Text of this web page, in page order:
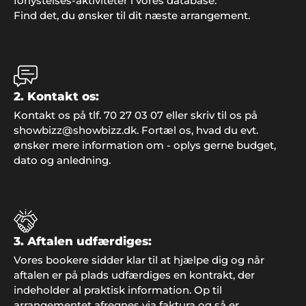
vores årlige fest. Stor tak for god service".
Henriette Højmann, Nykøbing M.
"Bare rart med god inspiration, dygtig hjælp i
telefonen og et overstået og meget vellykket
Poul & Karin, Nivå
"Vi har kun ros til underholdningen til vores fest.
Det blev et meget vellykket arrangement som vi
Find det, du ønsker til dit næste arrangement.
2. Kontakt os:
Kontakt os på tlf. 70 27 03 07 eller skriv til os på
showbizz@showbizz.dk. Fortæl os, hvad du evt.
ønsker mere information om - oplys gerne budget,
dato og anledning.
3. Aftalen udfærdiges:
Vores bookere sidder klar til at hjælpe dig og når
aftalen er på plads udfærdiges en kontrakt, der
indeholder al praktisk information. Op til